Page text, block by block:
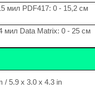
мил PDF417: 0 - 15,2 см
мил Data Matrix: 0 - 25 см
/ 5.9 x 3.0 x 4.3 in